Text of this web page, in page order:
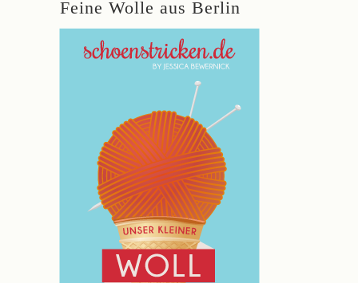
Feine Wolle aus Berlin